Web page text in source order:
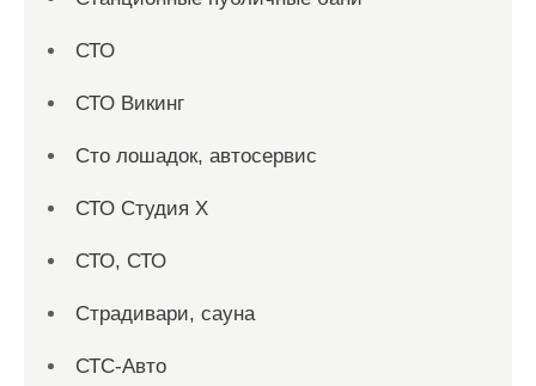
СТО
СТО Викинг
Сто лошадок, автосервис
СТО Студия Х
СТО, СТО
Страдивари, сауна
СТС-Авто